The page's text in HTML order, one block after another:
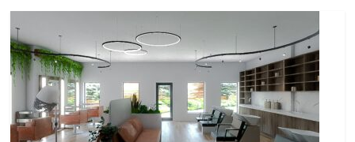
–
poradniki
na
każdy
temat